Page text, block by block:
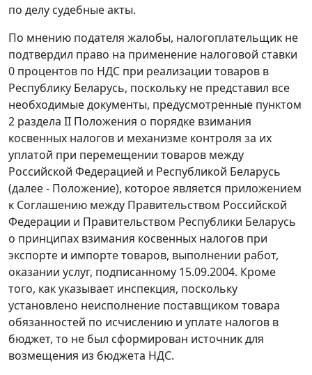
по делу судебные акты.
По мнению подателя жалобы, налогоплательщик не
подтвердил право на применение налоговой ставки
0 процентов по НДС при реализации товаров в
Республику Беларусь, поскольку не представил все
необходимые документы, предусмотренные пунктом
2 раздела II Положения о порядке взимания
косвенных налогов и механизме контроля за их
уплатой при перемещении товаров между
Российской Федерацией и Республикой Беларусь
(далее - Положение), которое является приложением
к Соглашению между Правительством Российской
Федерации и Правительством Республики Беларусь
о принципах взимания косвенных налогов при
экспорте и импорте товаров, выполнении работ,
оказании услуг, подписанному 15.09.2004. Кроме
того, как указывает инспекция, поскольку
установлено неисполнение поставщиком товара
обязанностей по исчислению и уплате налогов в
бюджет, то не был сформирован источник для
возмещения из бюджета НДС.